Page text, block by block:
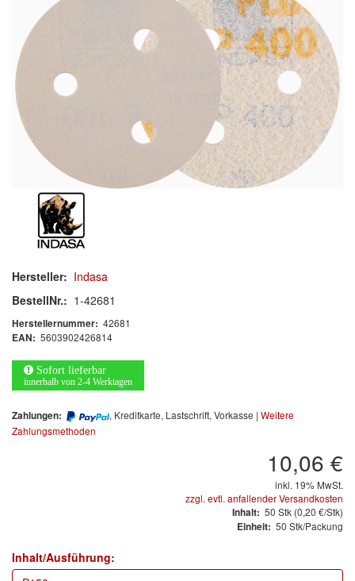
Schleif-Handpads
Zubehör/Hilfsmittel
Kleben & Beschichten
Abdecken
Spachteln
Lackieren
Polieren
Werkzeug & Maschinen
Reinigen
Arbeitsschutz
Luftfilter
Mischfarben
3M
Hersteller: Indasa
BestellNr.: 1-42681
Herstellernummer: 42681
EAN: 5603902426814
Sofort lieferbar
innerhalb von 2-4 Werktagen
Zahlungen: , Kreditkarte, Lastschrift, Vorkasse | Weitere
Zahlungsmethoden
10,06 €
inkl. 19% MwSt.
zzgl. evtl. anfallender Versandkosten
Inhalt: 50 Stk (0,20 €/Stk)
Einheit: 50 Stk/Packung
Inhalt/Ausführung: